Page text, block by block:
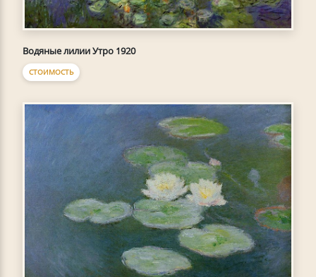
Водяные лилии Утро 1920
СТОИМОСТЬ